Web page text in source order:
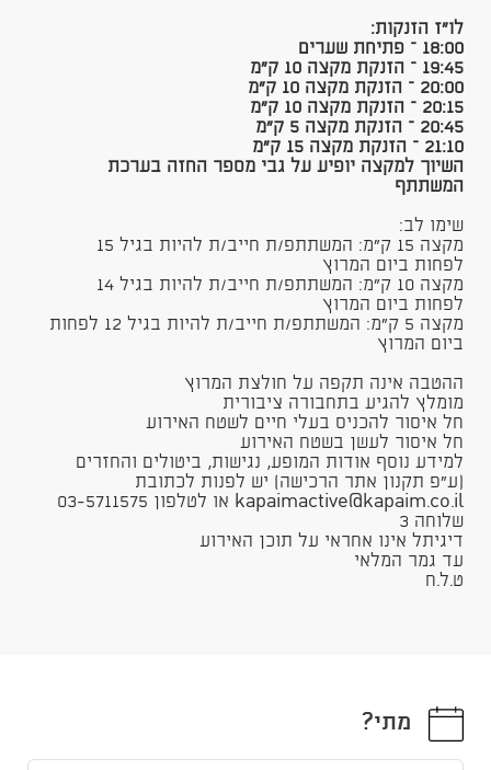
לו"ז הזנקות:
18:00 – פתיחת שערים
19:45 – הזנקת מקצה 10 ק"מ
20:00 – הזנקת מקצה 10 ק"מ
20:15 – הזנקת מקצה 10 ק"מ
20:45 – הזנקת מקצה 5 ק"מ
21:10 – הזנקת מקצה 15 ק"מ
השיוך למקצה יופיע על גבי מספר החזה בערכת
המשתתף​
שימו לב:
מקצה 15 ק"מ: המשתתפ/ת חייב/ת להיות בגיל 15
לפחות ביום המרוץ
מקצה 10 ק"מ: המשתתפ/ת חייב/ת להיות בגיל 14
לפחות ביום המרוץ
מקצה 5 ק"מ: המשתתפ/ת חייב/ת להיות בגיל 12 לפחות
ביום המרוץ
ההטבה אינה תקפה על חולצת המרוץ​
מומלץ להגיע בתחבורה ציבורית
חל איסור להכניס בעלי חיים לשטח האירוע
חל איסור לעשן בשטח האירוע
למידע נוסף אודות המופע, נגישות, ביטולים והחזרים
(ע"פ תקנון אתר הרכישה) יש לפנות לכתובת
kapaimactive@kapaim.co.il או לטלפון 03-5711575
שלוחה 3​
דיגיתל אינו אחראי על תוכן האירוע
עד גמר המלאי
ט.ל.ח​​​​
מתי?